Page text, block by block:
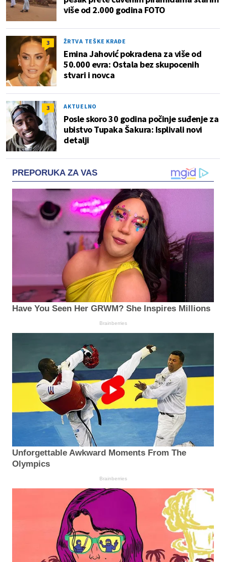
više od 2.000 godina FOTO
3 ŽRTVA TEŠKE KRAĐE
Emina Jahović pokradena za više od
50.000 evra: Ostala bez skupocenih
stvari i novca
3 AKTUELNO
Posle skoro 30 godina počinje suđenje za
ubistvo Tupaka Šakura: Isplivali novi
detalji
PREPORUKA ZA VAS
Have You Seen Her GRWM? She Inspires Millions
Brainberries
Unforgettable Awkward Moments From The
Olympics
Brainberries